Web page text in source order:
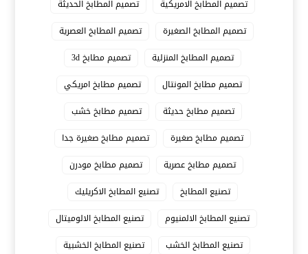
تصميم المطابخ الامريكية
تصميم المطابخ الحديثة
تصميم المطابخ الصغيرة
تصميم المطابخ العصرية
تصميم المطابخ المنزلية
تصميم مطابخ 3d
تصميم مطابخ المونتال
تصميم مطابخ امريكي
تصميم مطابخ حديثة
تصميم مطابخ خشب
تصميم مطابخ صغيرة
تصميم مطابخ صغيرة جدا
تصميم مطابخ عصرية
تصميم مطابخ مودرن
تصنيع المطابخ
تصنيع المطابخ الاكريليك
تصنيع المطابخ الالمنيوم
تصنيع المطابخ الالوميتال
تصنيع المطابخ الخشب
تصنيع المطابخ الخشبية